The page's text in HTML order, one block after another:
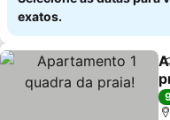
exatos.